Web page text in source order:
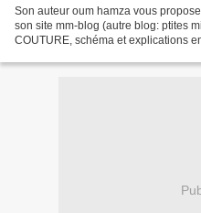
Son auteur oum hamza vous
son site mm-blog (autre blog: ptites
COUTURE, schéma et explications